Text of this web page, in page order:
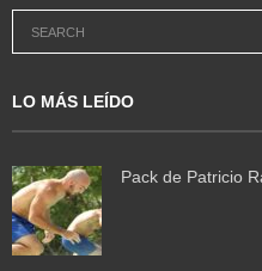
LO MÁS LEÍDO
Pack de Patricio